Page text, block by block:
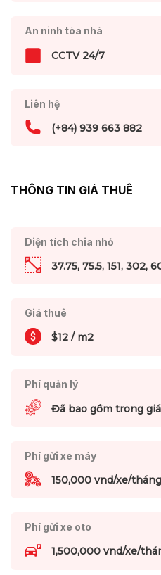
An ninh tòa nhà
CCTV 24/7
Liên hệ
(+84) 939 663 882
THÔNG TIN GIÁ THUÊ
Diện tích chia nhỏ
37.75, 75.5, 151, 302,
Giá thuê
$12 / m2
Phí quản lý
Đã bao gồm trong
Phí gửi xe máy
150,000 vnd/xe/tháng
Phí gửi xe oto
1,500,000 vnd/xe/